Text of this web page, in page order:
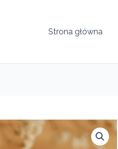
Strona główna